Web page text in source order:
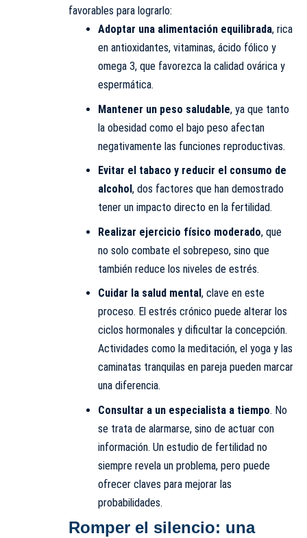
favorables para lograrlo:
Adoptar una alimentación equilibrada, rica
en antioxidantes, vitaminas, ácido fólico y
omega 3, que favorezca la calidad ovárica y
espermática.
Mantener un peso saludable, ya que tanto
la obesidad como el bajo peso afectan
negativamente las funciones reproductivas.
Evitar el tabaco y reducir el consumo de
alcohol , dos factores que han demostrado
tener un impacto directo en la fertilidad.
Realizar ejercicio físico moderado, que
no solo combate el sobrepeso, sino que
también reduce los niveles de estrés.
Cuidar la salud mental , clave en este
proceso. El estrés crónico puede alterar los
ciclos hormonales y dificultar la concepción.
Actividades como la meditación, el yoga y las
caminatas tranquilas en pareja pueden marcar
una diferencia.
Consultar a un especialista a tiempo. No
se trata de alarmarse, sino de actuar con
información. Un estudio de fertilidad no
siempre revela un problema, pero puede
ofrecer claves para mejorar las
probabilidades.
Romper el silencio: una